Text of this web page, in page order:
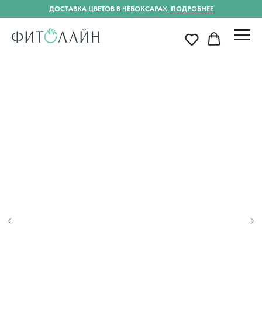
ДОСТАВКА ЦВЕТОВ В ЧЕБОКСАРАХ. ПОДРОБНЕЕ